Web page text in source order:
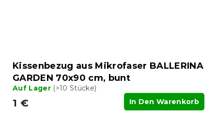
Kissenbezug aus Mikrofaser BALLERINA
GARDEN 70x90 cm, bunt
Auf Lager (>10 Stücke)
1 € In Den Warenkorb